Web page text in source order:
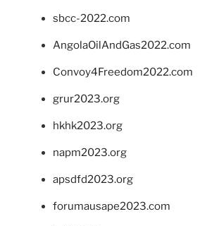
sbcc-2022.com
AngolaOilAndGas2022.com
Convoy4Freedom2022.com
grur2023.org
hkhk2023.org
napm2023.org
apsdfd2023.org
forumausape2023.com